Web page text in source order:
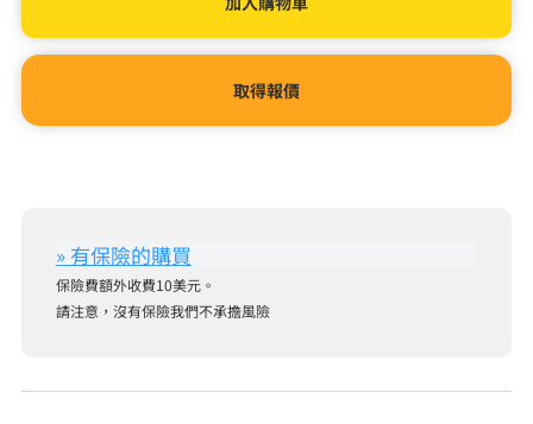
取得報價
保險費額外收費10美元。
請注意，沒有保險我們不承擔風險